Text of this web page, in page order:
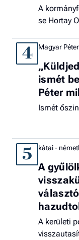
A
se Hortay
4 Magyar Péter
ismét
Péter
Ismét
5 kátai -
A
A kerületi